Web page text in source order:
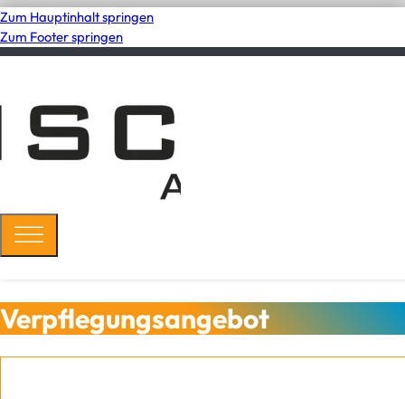
Zum Hauptinhalt springen
Zum Footer springen
Verpflegungsangebot